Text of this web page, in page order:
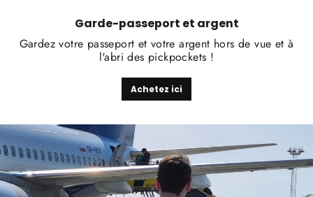
Garde-passeport et argent
Gardez votre passeport et votre argent hors de vue et à
l'abri des pickpockets !
Achetez ici